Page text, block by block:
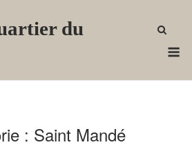
du
: Saint Mandé